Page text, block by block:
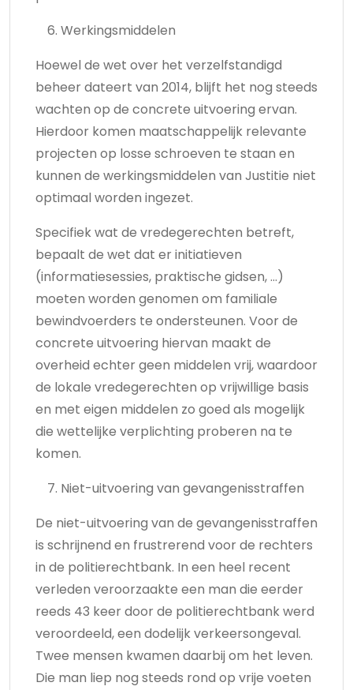
Werkingsmiddelen
Hoewel de wet over het verzelfstandigd
beheer dateert van 2014, blijft het nog steeds
wachten op de concrete uitvoering ervan.
Hierdoor komen maatschappelijk relevante
projecten op losse schroeven te staan en
kunnen de werkingsmiddelen van Justitie niet
optimaal worden ingezet.
Specifiek wat de vredegerechten betreft,
bepaalt de wet dat er initiatieven
(informatiesessies, praktische gidsen, …)
moeten worden genomen om familiale
bewindvoerders te ondersteunen. Voor de
concrete uitvoering hiervan maakt de
overheid echter geen middelen vrij, waardoor
de lokale vredegerechten op vrijwillige basis
en met eigen middelen zo goed als mogelijk
die wettelijke verplichting proberen na te
komen.
Niet-uitvoering van gevangenisstraffen
De niet-uitvoering van de gevangenisstraffen
is schrijnend en frustrerend voor de rechters
in de politierechtbank. In een heel recent
verleden veroorzaakte een man die eerder
reeds 43 keer door de politierechtbank werd
veroordeeld, een dodelijk verkeersongeval.
Twee mensen kwamen daarbij om het leven.
Die man liep nog steeds rond op vrije voeten